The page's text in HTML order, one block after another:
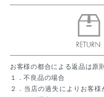
お客様の都合による返品は原
１．不良品の場合
２．当店の過失によりお客